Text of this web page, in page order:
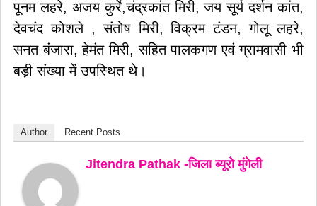
पूनम लहरे, अजय कुर्रे,चंद्रकांत मिरी, जय सूर्य दर्शन कांत,
देवचंद कोशले , संतोष मिरी, विक्रम टंडन, गोलू लहरे,
सनत बंजारा, हेमंत मिरी, सहित पालकगण एवं ग्रामवासी भी
बड़ी संख्या में उपस्थित थे।
Author Recent Posts
Jitendra Pathak -जिला ब्यूरो मुंगेली